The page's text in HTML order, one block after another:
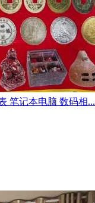
笔记本电脑 数码相...